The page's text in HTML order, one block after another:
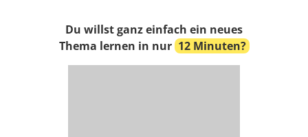
Du willst ganz einfach ein neues
Thema lernen in nur 12 Minuten?